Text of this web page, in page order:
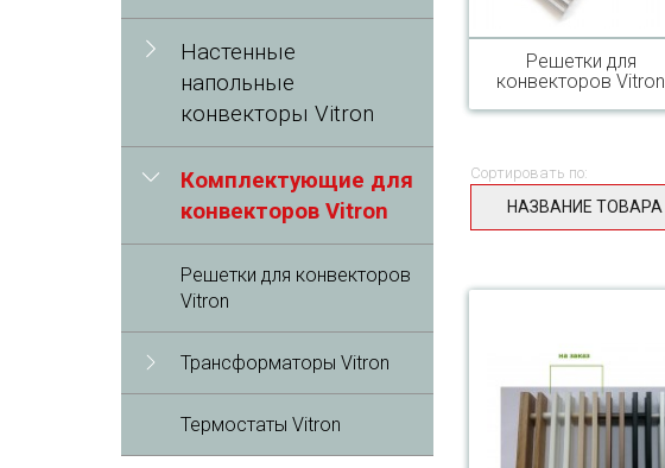
Решетки для
конвекторов Vitron
Сортировать по:
НАЗВАНИЕ ТОВАРА
Настенные
напольные
конвекторы Vitron
Комплектующие для
конвекторов Vitron
Решетки для конвекторов
Vitron
Трансформаторы Vitron
Термостаты Vitron